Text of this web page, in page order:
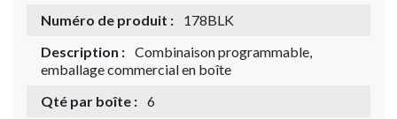
Numéro de produit :
178BLK
Description : Combinaison programmable,
emballage commercial en boîte
Qté par boîte : 6